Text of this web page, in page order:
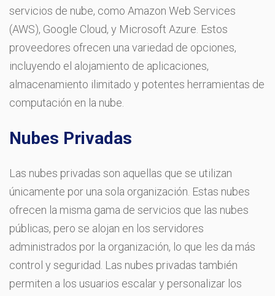
servicios de nube, como Amazon Web Services
(AWS), Google Cloud, y Microsoft Azure. Estos
proveedores ofrecen una variedad de opciones,
incluyendo el alojamiento de aplicaciones,
almacenamiento ilimitado y potentes herramientas de
computación en la nube.
Nubes Privadas
Las nubes privadas son aquellas que se utilizan
únicamente por una sola organización. Estas nubes
ofrecen la misma gama de servicios que las nubes
públicas, pero se alojan en los servidores
administrados por la organización, lo que les da más
control y seguridad. Las nubes privadas también
permiten a los usuarios escalar y personalizar los